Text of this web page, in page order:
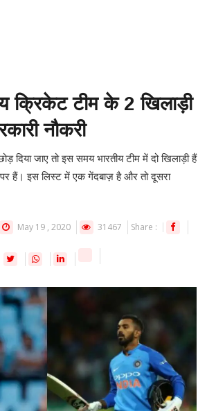
क्रिकेट टीम के 2 खिलाड़ी
नौकरी
दिया जाए तो इस समय भारतीय टीम में दो खिलाड़ी हैं
हैं। इस लिस्ट में एक गेंदबाज़ है और तो दूसरा
May 19 , 2020 31467 Share :